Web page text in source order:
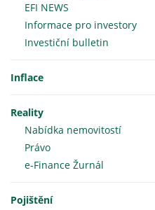
EFI NEWS
Informace pro investory
Investiční bulletin
Inflace
Reality
Nabídka nemovitostí
Právo
e-Finance Žurnál
Pojištění